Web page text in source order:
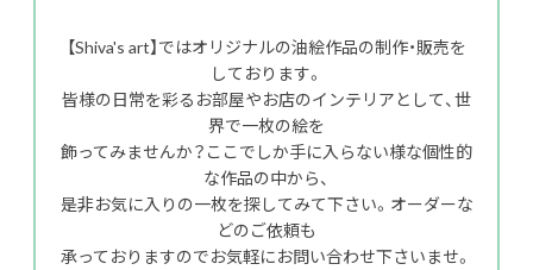
【Shiva's art】ではオリジナルの油絵作品の制作・販売を
しております。
皆様の日常を彩るお部屋やお店のインテリアとして、世
界で一枚の絵を
飾ってみませんか？ここでしか手に入らない様な個性的
な作品の中から、
是非お気に入りの一枚を探してみて下さい。オーダーな
どのご依頼も
承っておりますのでお気軽にお問い合わせ下さいませ。